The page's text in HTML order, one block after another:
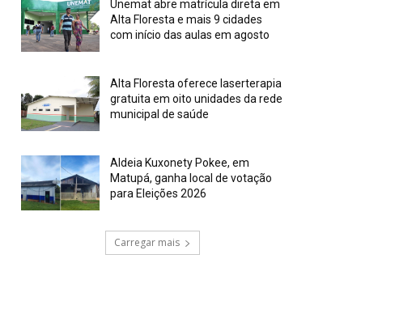
Unemat abre matrícula direta em
Alta Floresta e mais 9 cidades
com início das aulas em agosto
Alta Floresta oferece laserterapia
gratuita em oito unidades da rede
municipal de saúde
Aldeia Kuxonety Pokee, em
Matupá, ganha local de votação
para Eleições 2026
Carregar mais